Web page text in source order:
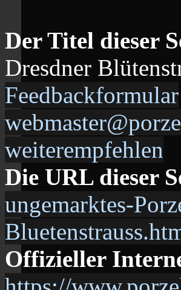
Der Titel dieser
Dresdner
Feedbackformular
weiterempfehlen
Die URL dieser
ungemarktes-
Offizieller